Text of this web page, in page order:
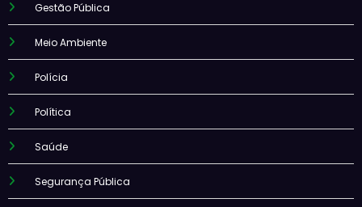
Gestão Pública
Meio Ambiente
Polícia
Política
Saúde
Segurança Pública